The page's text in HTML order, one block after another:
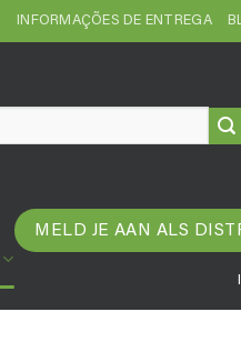
INFORMAÇÕES DE ENTREGA
MELD JE AAN ALS